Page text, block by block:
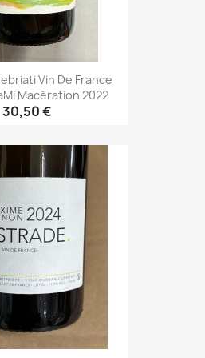
Vin De France
Macération 2022
30,50 €